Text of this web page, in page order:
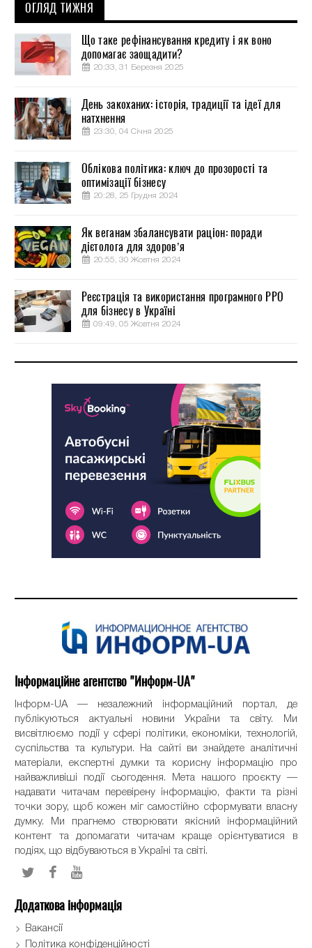
ОГЛЯД ТИЖНЯ
Що таке рефінансування кредиту і як воно
допомагає заощадити?
20:33, 31 Березня 2025
День закоханих: історія, традиції та ідеї для
натхнення
23:30, 04 Січня 2025
Облікова політика: ключ до прозорості та
оптимізації бізнесу
20:28, 25 Грудня 2024
Як веганам збалансувати раціон: поради
дієтолога для здоров’я
20:55, 30 Жовтня 2024
Реєстрація та використання програмного РРО
для бізнесу в Україні
09:49, 05 Жовтня 2024
Інформаційне агентство "Информ-UA"
Інформ-UA — незалежний інформаційний портал, де
публікуються актуальні новини України та світу. Ми
висвітлюємо події у сфері політики, економіки, технологій,
суспільства та культури. На сайті ви знайдете аналітичні
матеріали, експертні думки та корисну інформацію про
найважливіші події сьогодення. Мета нашого проєкту —
надавати читачам перевірену інформацію, факти та різні
точки зору, щоб кожен міг самостійно сформувати власну
думку. Ми прагнемо створювати якісний інформаційний
контент та допомагати читачам краще орієнтуватися в
подіях, що відбуваються в Україні та світі.
Додаткова інформація
Вакансії
Політика конфіденційності